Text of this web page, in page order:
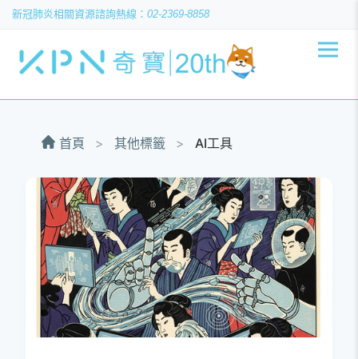
新冠肺炎相關資源 02-2369-8858
首頁 > 其他標籤 > AI工具